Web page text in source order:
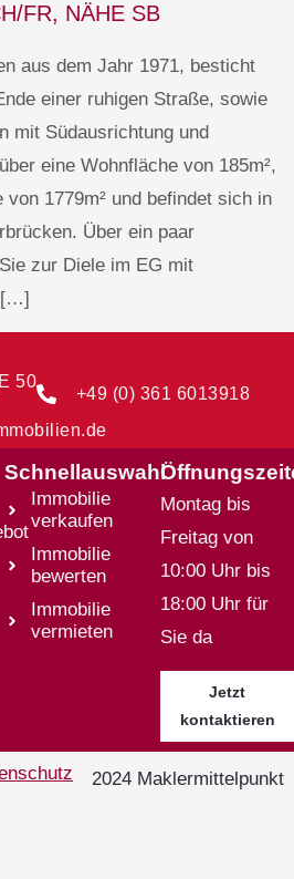
FR, NÄHE SB
aus dem Jahr 1971, besticht
einer ruhigen Straße, sowie
mit Südausrichtung und
eine Wohnfläche von 185m²,
1779m² und befindet sich in
Über ein paar
zur Diele im EG mit
[…]
50
+49 (0) 361 6013918
Schnellauswahl
Immobilie
verkaufen
Immobilie
bewerten
Immobilie
vermieten
Montag bis
Freitag von
10:00 Uhr bis
18:00 Uhr für
Sie da
Jetzt
kontaktieren
2024 Maklermittelpunkt